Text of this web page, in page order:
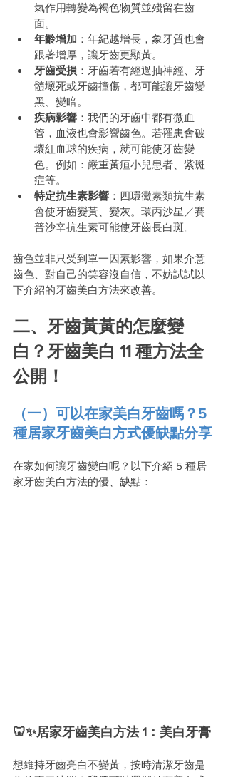
氣作用轉變為褐色物質並殘留在齒
面。
年齡增加 ：年紀越增長，象牙質也會
跟著增厚，讓牙齒更顯黃。
牙齒受損 ：牙齒若有經過抽神經、牙
髓壞死或牙齒撞傷，都可能讓牙齒變
黑、變暗。
疾病影響 ：我們的牙齒中都有微血
管，血液也會影響齒色。若罹患會破
壞紅血球的疾病，就可能使牙齒變
色。例如：嚴重黃疸小兒患者、紫斑
症等。
特定抗生素影響 ：四環黴素類抗生素
會使牙齒變黃、變灰。環丙沙星／賽
普沙辛抗生素可能使牙齒長白斑。
齒色並非只受到單一因素影響，如果介意
齒色、對自己的笑容沒自信，不妨試試以
下介紹的牙齒美白方法來改善。
二、牙齒黃黃的怎麼變
白？牙齒美白 11 種方法全
公開！
（一）可以在家美白牙齒嗎？5
種居家牙齒美白方式優缺點分享
在家如何讓牙齒變白呢？以下介紹 5 種居
家牙齒美白方法的優、缺點：
🦷✨居家牙齒美白方法 1：美白牙膏
想維持牙齒亮白不變黃，按時清潔牙齒是